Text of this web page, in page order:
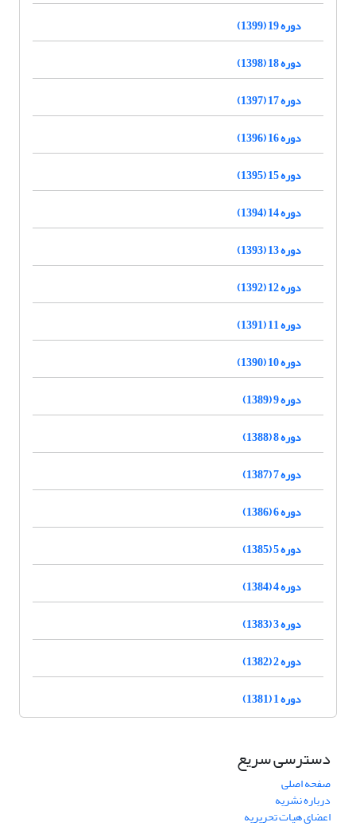
دوره 19 (1399)
دوره 18 (1398)
دوره 17 (1397)
دوره 16 (1396)
دوره 15 (1395)
دوره 14 (1394)
دوره 13 (1393)
دوره 12 (1392)
دوره 11 (1391)
دوره 10 (1390)
دوره 9 (1389)
دوره 8 (1388)
دوره 7 (1387)
دوره 6 (1386)
دوره 5 (1385)
دوره 4 (1384)
دوره 3 (1383)
دوره 2 (1382)
دوره 1 (1381)
دسترسی سریع
صفحه اصلی
درباره نشریه
اعضای هیات تحریریه